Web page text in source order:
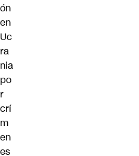
ón
en
Uc
ra
nia
po
r
crí
m
en
es